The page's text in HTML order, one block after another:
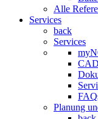
Alle
Services
back
Services
Planung